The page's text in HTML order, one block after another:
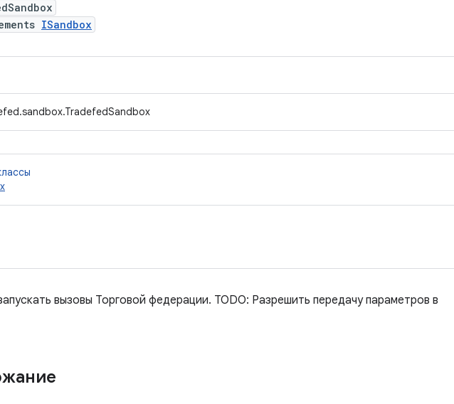
ISandbox
вызовы Торговой федерации. TODO: Разрешить передачу параметров в